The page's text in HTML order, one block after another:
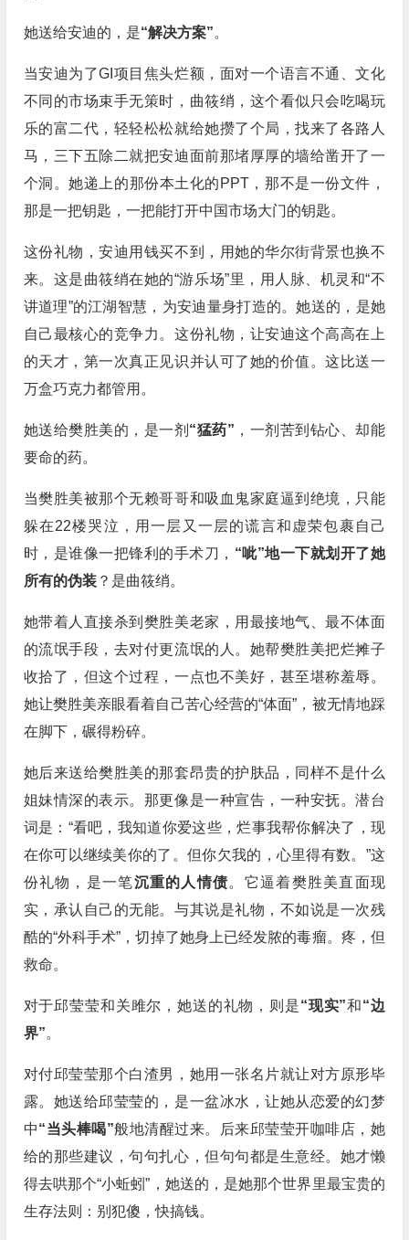
她送给安迪的，是“解决方案”。
当安迪为了GI项目焦头烂额，面对一个语言不通、文化
不同的市场束手无策时，曲筱绡，这个看似只会吃喝玩
乐的富二代，轻轻松松就给她攒了个局，找来了各路人
马，三下五除二就把安迪面前那堵厚厚的墙给凿开了一
个洞。她递上的那份本土化的PPT，那不是一份文件，
那是一把钥匙，一把能打开中国市场大门的钥匙。
这份礼物，安迪用钱买不到，用她的华尔街背景也换不
来。这是曲筱绡在她的“游乐场”里，用人脉、机灵和“不
讲道理”的江湖智慧，为安迪量身打造的。她送的，是她
自己最核心的竞争力。这份礼物，让安迪这个高高在上
的天才，第一次真正见识并认可了她的价值。这比送一
万盒巧克力都管用。
她送给樊胜美的，是一剂 “猛药” ，一剂苦到钻心、却能
要命的药。
当樊胜美被那个无赖哥哥和吸血鬼家庭逼到绝境，只能
躲在22楼哭泣，用一层又一层的谎言和虚荣包裹自己
时，是谁像一把锋利的手术刀， “呲”地一下就划开了她
所有的伪装？是曲筱绡。
她带着人直接杀到樊胜美老家，用最接地气、最不体面
的流氓手段，去对付更流氓的人。她帮樊胜美把烂摊子
收拾了，但这个过程，一点也不美好，甚至堪称羞辱。
她让樊胜美亲眼看着自己苦心经营的“体面”，被无情地踩
在脚下，碾得粉碎。
她后来送给樊胜美的那套昂贵的护肤品，同样不是什么
姐妹情深的表示。那更像是一种宣告，一种安抚。潜台
词是：“看吧，我知道你爱这些，烂事我帮你解决了，现
在你可以继续美你的了。但你欠我的，心里得有数。”这
份礼物，是一笔沉重的人情债。它逼着樊胜美直面现
实，承认自己的无能。与其说是礼物，不如说是一次残
酷的“外科手术”，切掉了她身上已经发脓的毒瘤。疼，但
救命。
对于邱莹莹和关雎尔，她送的礼物，则是“现实”和“边
界”。
对付邱莹莹那个白渣男，她用一张名片就让对方原形毕
露。她送给邱莹莹的，是一盆冰水，让她从恋爱的幻梦
中“当头棒喝”般地清醒过来。后来邱莹莹开咖啡店，她
给的那些建议，句句扎心，但句句都是生意经。她才懒
得去哄那个“小蚯蚓”，她送的，是她那个世界里最宝贵的
生存法则：别犯傻，快搞钱。